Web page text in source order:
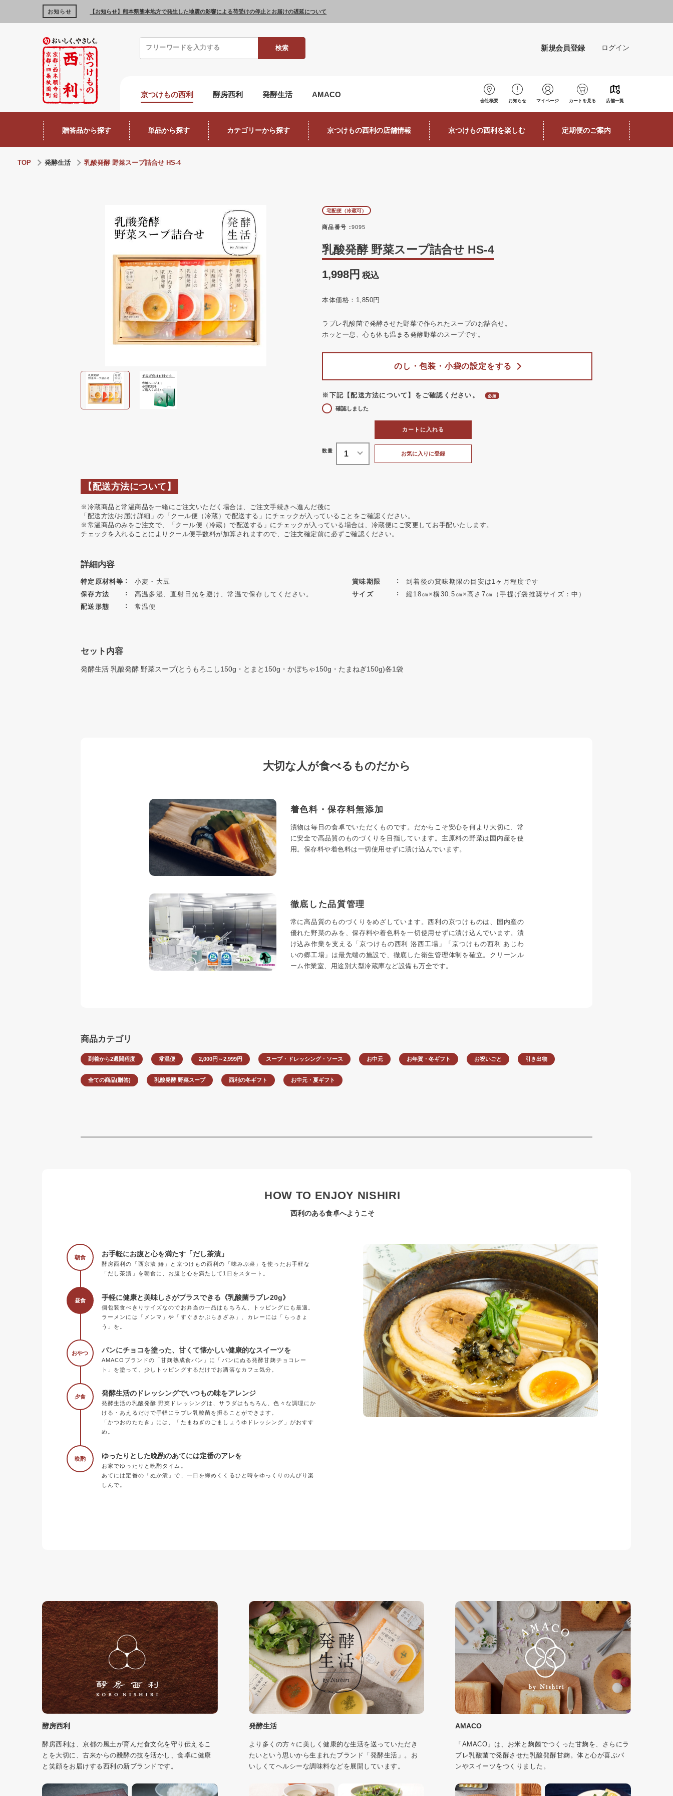
お知らせ 【お知らせ】熊本県熊本地方で発生した地震の影響による荷受けの停止とお届けの遅延について
検索 新規会員登録 ログイン
京つけもの西利 酵房西利 発酵生活 AMACO
会社概要 お知らせ マイページ カートを見る 店舗一覧
贈答品から探す 単品から探す カテゴリーから探す 京つけもの西利の店舗情報 京つけもの西利を楽しむ 定期便のご案内
TOP 発酵生活 乳酸発酵 野菜スープ詰合せ HS-4
宅配便（冷蔵可）
商品番号 9095
乳酸発酵 野菜スープ詰合せ HS-4
1,998 税込
本体価格：1,850円
ラブレ乳酸菌で発酵させた野菜で作られたスープのお詰合せ。
ホッと一息、心も体も温まる発酵野菜のスープです。
のし・包装・小袋の設定をする
※下記【配送方法について】をご確認ください。
確認しました
お気に入りに登録
カートに入れる
【配送方法について】
※冷蔵商品と常温商品を一緒にご注文いただく場合は、ご注文手続きへ進んだ後に
「配送方法/お届け詳細」の「クール便（冷蔵）で配送する」にチェックが入っていることをご確認ください。
※常温商品のみをご注文で、「クール便（冷蔵）で配送する」にチェックが入っている場合は、冷蔵便にご変更してお手配いたします。
チェックを入れることによりクール便手数料が加算されますので、ご注文確定前に必ずご確認ください。
詳細内容
特定原材料等
小麦・大豆
保存方法
高温多湿、直射日光を避け、常温で保存してください。
配送形態
常温便
賞味期限
到着後の賞味期限の目安は1ヶ月程度です
サイズ
縦18㎝×横30.5㎝×高さ7㎝（手提げ袋推奨サイズ：中）
セット内容
発酵生活 乳酸発酵 野菜スープ(とうもろこし150g・とまと150g・かぼちゃ150g・たまねぎ150g)各1袋
大切な人が食べるものだから
着色料・保存料無添加
漬物は毎日の食卓でいただくものです。だからこそ安心を何より大切に、常
に安全で高品質のものづくりを目指しています。主原料の野菜は国内産を使
用。保存料や着色料は一切使用せずに漬け込んでいます。
徹底した品質管理
常に高品質のものづくりをめざしています。西利の京つけものは、国内産の
優れた野菜のみを、保存料や着色料を一切使用せずに漬け込んでいます。漬
け込み作業を支える「京つけもの西利 洛西工場」「京つけもの西利 あじわ
いの郷工場」は最先端の施設で、徹底した衛生管理体制を確立。クリーンル
ーム作業室、用途別大型冷蔵庫など設備も万全です。
商品カテゴリ
到着から2週間程度 常温便 2,000円～2,999円 スープ・ドレッシング・ソース お中元 お年賀・冬ギフト お祝いごと 引き出物
全ての商品(贈答) 乳酸発酵 野菜スープ 西利の冬ギフト お中元・夏ギフト
HOW TO ENJOY NISHIRI
西利のある食卓へようこそ
朝食 お手軽にお腹と心を満たす「だし茶漬」
酵房西利の「西京漬 鰆」と京つけもの西利の「味みぶ菜」を使ったお手軽な
「だし茶漬」を朝食に、お腹と心を満たして1日をスタート。
昼食 手軽に健康と美味しさがプラスできる《乳酸菌ラブレ20g》
個包装食べきりサイズなのでお弁当の一品はもちろん、トッピングにも最適。
ラーメンには「メンマ」や「すぐきかぶらきざみ」、カレーには「らっきょ
う」を。
おやつ パンにチョコを塗った、甘くて懐かしい健康的なスイーツを
AMACOブランドの「甘麹熟成食パン」に「パンにぬる発酵甘麹チョコレー
ト」を塗って、少しトッピングするだけでお洒落なカフェ気分。
夕食 発酵生活のドレッシングでいつもの味をアレンジ
発酵生活の乳酸発酵 野菜ドレッシングは、サラダはもちろん、色々な調理にか
ける・あえるだけで手軽にラブレ乳酸菌を摂ることができます。
「かつおのたたき」には、「たまねぎのごましょうゆドレッシング」がおすす
め。
晩酌 ゆったりとした晩酌のあてには定番のアレを
お家でゆったりと晩酌タイム。
あてには定番の「ぬか漬」で、一日を締めくくるひと時をゆっくりのんびり楽
しんで。
酵房西利
酵房西利は、京都の風土が育んだ食文化を守り伝えるこ
とを大切に、古来からの醗酵の技を活かし、食卓に健康
と笑顔をお届けする西利の新ブランドです。
発酵生活
より多くの方々に美しく健康的な生活を送っていただき
たいという思いから生まれたブランド「発酵生活」。お
いしくてヘルシーな調味料などを展開しています。
AMACO
「AMACO」は、お米と麹菌でつくった甘麹を、さらにラ
ブレ乳酸菌で発酵させた乳酸発酵甘麹。体と心が喜ぶパ
ンやスイーツをつくりました。